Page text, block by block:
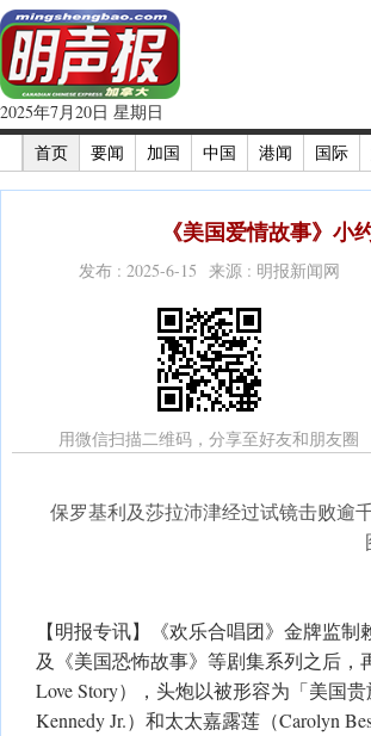
2025年7月20日 星期日
首页
要闻 加国 中国 港闻 国际
《美国爱情故事》小
发布 : 2025-6-15 来源 : 明报新闻网
用微信扫描二维码，分享至好友和朋友圈
保罗基利及莎拉沛津经过试镜击败逾
【明报专讯】《欢乐合唱团》金牌监
及《美国恐怖故事》等剧集系列之后，
Love Story），头炮以被形容为「美国
Kennedy Jr.）和太太嘉露莲（Carolyn